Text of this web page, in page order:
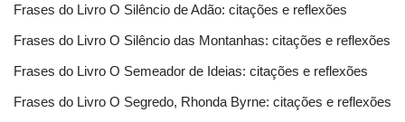
Frases do Livro O Silêncio de Adão: citações e reflexões
Frases do Livro O Silêncio das Montanhas: citações e reflexões
Frases do Livro O Semeador de Ideias: citações e reflexões
Frases do Livro O Segredo, Rhonda Byrne: citações e reflexões